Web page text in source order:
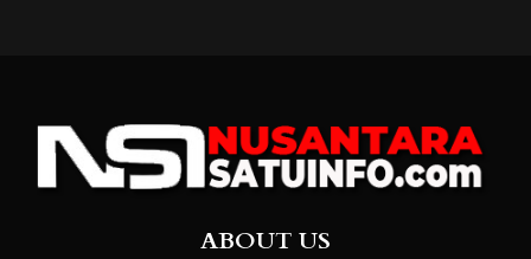
ABOUT US